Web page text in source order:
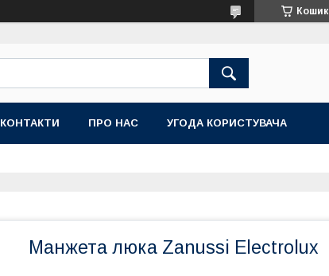
Кошик
КОНТАКТИ ПРО НАС УГОДА КОРИСТУВАЧА
Манжета люка Zanussi Electrolux